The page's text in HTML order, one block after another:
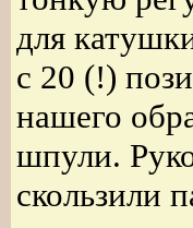
для
с 20 (!)
нашего
шпули.
скользили